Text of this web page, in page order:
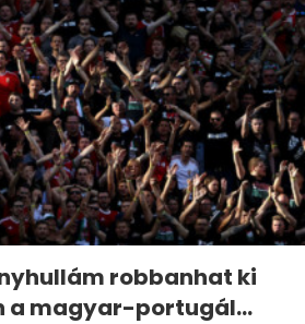
robbanhat ki
a magyar-portugál...